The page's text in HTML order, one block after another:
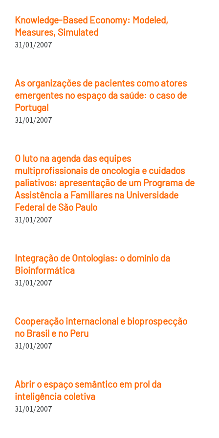
Knowledge-Based Economy: Modeled,
Measures, Simulated
31/01/2007
As organizações de pacientes como atores
emergentes no espaço da saúde: o caso de
Portugal
31/01/2007
O luto na agenda das equipes
multiprofissionais de oncologia e cuidados
paliativos: apresentação de um Programa de
Assistência a Familiares na Universidade
Federal de São Paulo
31/01/2007
Integração de Ontologias: o domínio da
Bioinformática
31/01/2007
Cooperação internacional e bioprospecção
no Brasil e no Peru
31/01/2007
Abrir o espaço semântico em prol da
inteligência coletiva
31/01/2007